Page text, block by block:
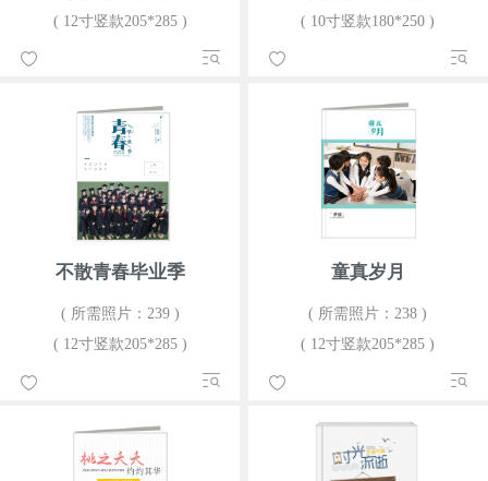
( 12寸竖款205*285 )
( 10寸竖款180*250 )
不散青春毕业季
( 所需照片：239 )
( 12寸竖款205*285 )
童真岁月
( 所需照片：238 )
( 12寸竖款205*285 )